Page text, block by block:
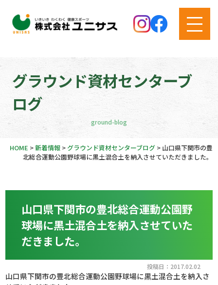
グラウンド資材センターブ
ログ
ground-blog
HOME >新着情報> グラウンド資材センターブログ> 山口県下関市の豊
北総合運動公園野球場に黒土混合土を納入させていただきました。
山口県下関市の豊北総合運動公園野
球場に黒土混合土を納入させていた
だきました。
投稿日：2017.02.02
山口県下関市の豊北総合運動公園野球場に黒土混合土を納入さ